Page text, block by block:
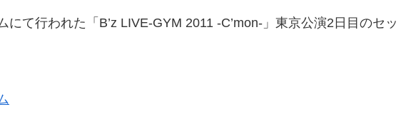
て行われた「B’z LIVE-GYM 2011 -C’mon-」東京公演2日目のセッ